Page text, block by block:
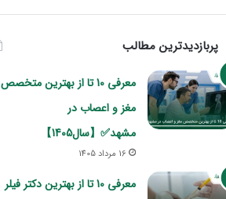
پربازدیدترین مطالب
معرفی 10 تا از بهترین متخصص
مغز و اعصاب در
مشهد✅【سال1405】
16 مرداد 1405
معرفی 10 تا از بهترین دکتر فیلر